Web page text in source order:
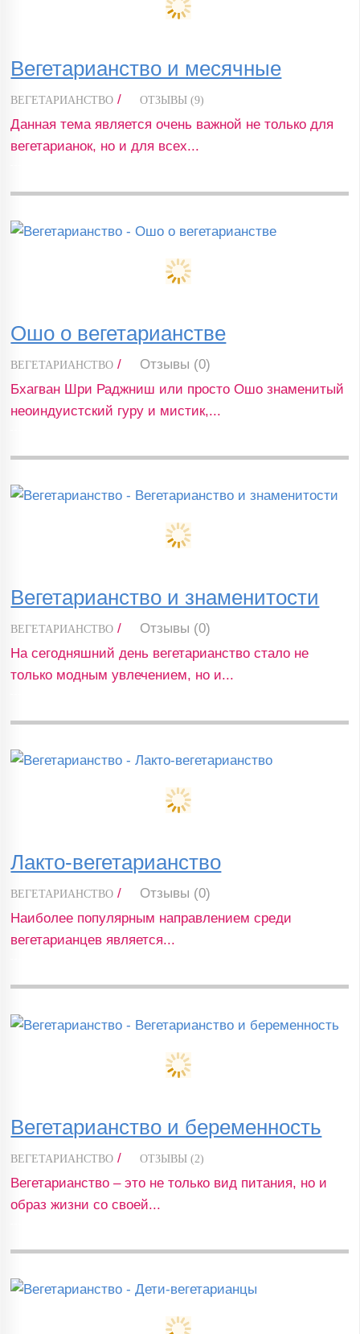
Вегетарианство и месячные
ВЕГЕТАРИАНСТВО / ОТЗЫВЫ (9)
Данная тема является очень важной не только для
вегетарианок, но и для всех...
Ошо о вегетарианстве
ВЕГЕТАРИАНСТВО /
Отзывы (0)
Бхагван Шри Раджниш или просто Ошо знаменитый
неоиндуистский гуру и мистик,...
Вегетарианство и знаменитости
ВЕГЕТАРИАНСТВО /
Отзывы (0)
На сегодняшний день вегетарианство стало не
только модным увлечением, но и...
Лакто-вегетарианство
ВЕГЕТАРИАНСТВО /
Отзывы (0)
Наиболее популярным направлением среди
вегетарианцев является...
Вегетарианство и беременность
ВЕГЕТАРИАНСТВО / ОТЗЫВЫ (2)
Вегетарианство – это не только вид питания, но и
образ жизни со своей...